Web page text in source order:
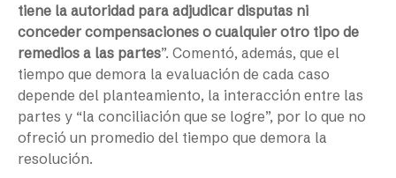
tiene la autoridad para adjudicar disputas ni
conceder compensaciones o cualquier otro tipo de
remedios a las partes”. Comentó, además, que el
tiempo que demora la evaluación de cada caso
depende del planteamiento, la interacción entre las
partes y “la conciliación que se logre”, por lo que no
ofreció un promedio del tiempo que demora la
resolución.